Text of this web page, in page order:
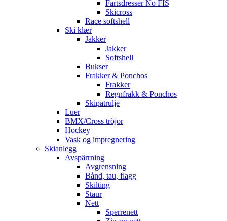
Fartsdresser No FIS
Skicross
Race softshell
Ski klær
Jakker
Jakker
Softshell
Bukser
Frakker & Ponchos
Frakker
Regnfrakk & Ponchos
Skipatrulje
Luer
BMX/Cross tröjor
Hockey
Vask og impregnering
Skianlegg
Avspärrning
Avgrensning
Bånd, tau, flagg
Skilting
Staur
Nett
Sperrenett